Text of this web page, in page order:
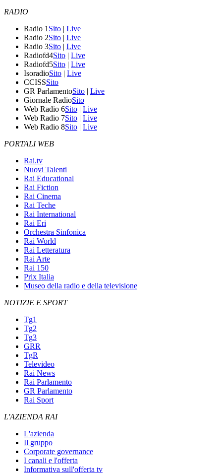
RADIO
Radio 1 Sito | Live
Radio 2Sito | Live
Radio 3Sito | Live
Radiofd4Sito | Live
Radiofd5Sito | Live
IsoradioSito | Live
CCISSSito
GR ParlamentoSito | Live
Giornale RadioSito
Web Radio 6Sito | Live
Web Radio 7Sito | Live
Web Radio 8Sito | Live
PORTALI WEB
Rai.tv
Nuovi Talenti
Rai Educational
Rai Fiction
Rai Cinema
Rai Teche
Rai International
Rai Eri
Orchestra Sinfonica
Rai World
Rai Letteratura
Rai Arte
Rai 150
Prix Italia
Museo della radio e della televisione
NOTIZIE E SPORT
Tg1
Tg2
Tg3
GRR
TgR
Televideo
Rai News
Rai Parlamento
GR Parlamento
Rai Sport
L'AZIENDA RAI
L'azienda
Il gruppo
Corporate governance
I canali e l'offerta
Informativa sull'offerta tv